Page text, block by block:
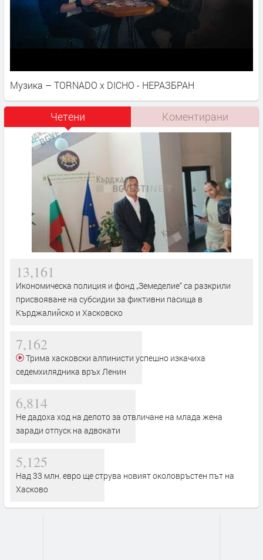
Музика – TORNADO x DICHO - НЕРАЗБРАН
Четени Коментирани
13,161
Икономическа полиция и фонд „Земеделие“ са разкрили
присвояване на субсидии за фиктивни пасища в
Кърджалийско и Хасковско
7,162
седемхилядника връх Ленин
6,814
Не дадоха ход на делото за отвличане на млада жена
заради отпуск на адвокати
5,125
Над 33 млн. евро ще струва новият околовръстен път на
Хасково